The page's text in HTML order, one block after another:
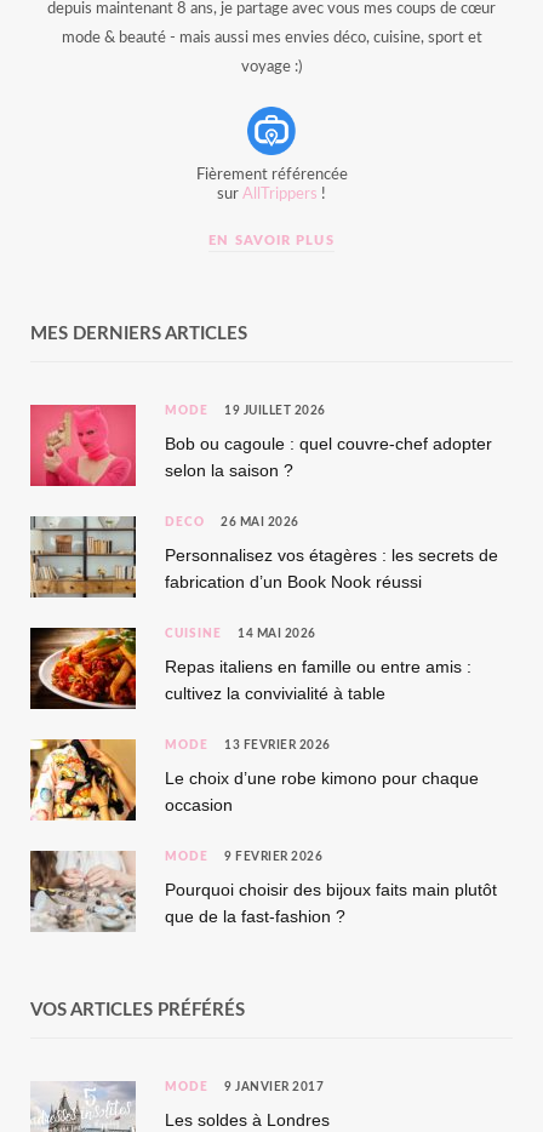
depuis maintenant 8 ans, je partage avec vous mes coups de cœur
mode & beauté - mais aussi mes envies déco, cuisine, sport et
voyage :)
Fièrement référencée
sur AllTrippers !
EN SAVOIR PLUS
MES DERNIERS ARTICLES
MODE 19 JUILLET 2026
Bob ou cagoule : quel couvre-chef adopter
selon la saison ?
DÉCO 26 MAI 2026
Personnalisez vos étagères : les secrets de
fabrication d’un Book Nook réussi
CUISINE 14 MAI 2026
Repas italiens en famille ou entre amis :
cultivez la convivialité à table
MODE 13 FÉVRIER 2026
Le choix d’une robe kimono pour chaque
occasion
MODE 9 FÉVRIER 2026
Pourquoi choisir des bijoux faits main plutôt
que de la fast-fashion ?
VOS ARTICLES PRÉFÉRÉS
MODE 9 JANVIER 2017
Les soldes à Londres